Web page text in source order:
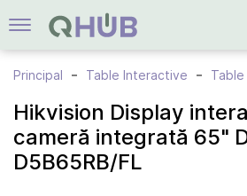
Principal Table Interactive
Hikvision Display
cameră integrată 65"
D5B65RB/FL